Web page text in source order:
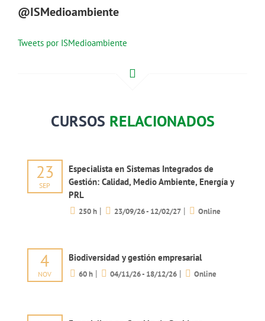
@ISMedioambiente
Tweets por ISMedioambiente
CURSOS RELACIONADOS
23
SEP
Especialista en Sistemas Integrados de
Gestión: Calidad, Medio Ambiente, Energía y
PRL
250 h| 23/09/26 - 12/02/27| Online
4
NOV
Biodiversidad y gestión empresarial
60 h| 04/11/26 - 18/12/26| Online